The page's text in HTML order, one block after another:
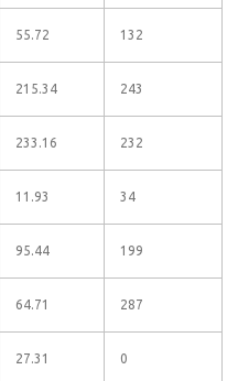
55.72 132
215.34 243
233.16 232
11.93 34
95.44 199
64.71 287
27.31 0